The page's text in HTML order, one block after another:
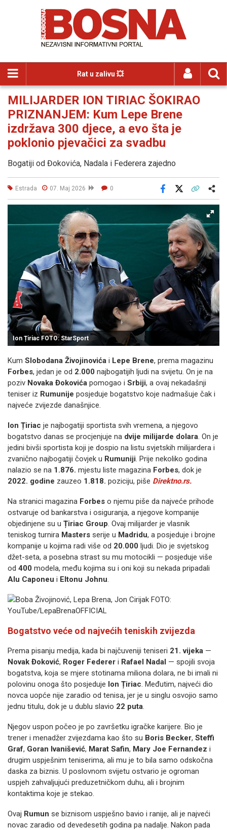
Rat u zalivu 💥
MILIJARDER ION TIRIAC ŠOKIRAO
PRIZNANJEM: Kum Lepe Brene
izdržava 300 djece, a evo šta je
poklonio pjevačici za svadbu
Bogatiji od Đokovića, Nadala i Federera zajedno
Estrada 07. Maj 2026 0
Facebook
Ion Țiriac FOTO: StarSport
Kum Slobodana Živojinovića i Lepe Brene, prema magazinu
Forbes, jedan je od 2.000 najbogatijih ljudi na svijetu. On je na
poziv Novaka Đokovića pomogao i Srbiji, a ovaj nekadašnji
teniser iz Rumunije posjeduje bogatstvo koje nadmašuje čak i
najveće zvijezde današnjice.
Ion Țiriac je najbogatiji sportista svih vremena, a njegovo
bogatstvo danas se procjenjuje na dvije milijarde dolara. On je
jedini bivši sportista koji je dospio na listu svjetskih milijardera i
zvanično najbogatiji čovjek u Rumuniji. Prije nekoliko godina
nalazio se na 1.876. mjestu liste magazina Forbes, dok je
2022. godine zauzeo 1.818. poziciju, piše Direktno.rs.
Na stranici magazina Forbes o njemu piše da najveće prihode
ostvaruje od bankarstva i osiguranja, a njegove kompanije
objedinjene su u Țiriac Group. Ovaj milijarder je vlasnik
teniskog turnira Masters serije u Madridu, a posjeduje i brojne
kompanije u kojima radi više od 20.000 ljudi. Dio je svjetskog
džet-seta, a posebna strast su mu motocikli — posjeduje više
od 400 modela, među kojima su i oni koji su nekada pripadali
Alu Caponeu i Eltonu Johnu.
Bogatstvo veće od najvećih teniskih zvijezda
Prema pisanju medija, kada bi najčuveniji teniseri 21. vijeka —
Novak Đoković, Roger Federer i Rafael Nadal — spojili svoja
bogatstva, koja se mjere stotinama miliona dolara, ne bi imali ni
polovinu onoga što posjeduje Ion Țiriac. Međutim, najveći dio
novca uopće nije zaradio od tenisa, jer je u singlu osvojio samo
jednu titulu, dok je u dublu slavio 22 puta.
Njegov uspon počeo je po završetku igračke karijere. Bio je
trener i menadžer zvijezdama kao što su Boris Becker, Steffi
Graf, Goran Ivanišević, Marat Safin, Mary Joe Fernandez i
drugim uspješnim teniserima, ali mu je to bila samo odskočna
daska za biznis. U poslovnom svijetu ostvario je ogroman
uspjeh zahvaljujući preduzetničkom duhu, ali i brojnim
kontaktima koje je stekao.
Ovaj Rumun se biznisom uspješno bavio i ranije, ali je najveći
novac zaradio od devedesetih godina pa nadalje. Nakon pada